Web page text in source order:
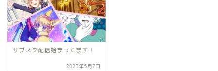
サブスク配信始まってます！
2023年5月7日